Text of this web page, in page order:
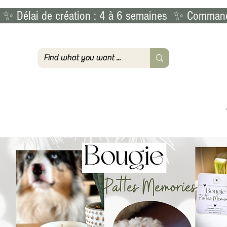
✨ Délai de création : 4 à 6 semaines  ✨